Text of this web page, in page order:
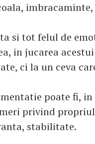
si tot felul de
in jucarea
ci la un ceva
poate fi,
privind
stabilitate.